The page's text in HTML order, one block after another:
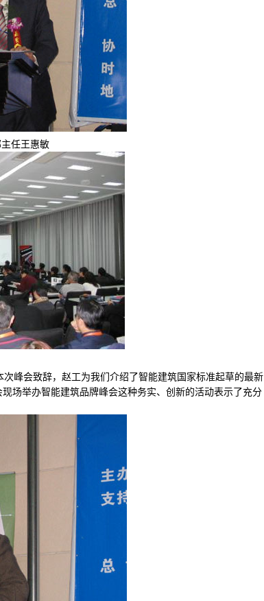
任王惠敏
峰会致辞，赵工为我们介绍了智能建筑国家标准起草的最新
场举办智能建筑品牌峰会这种务实、创新的活动表示了充分